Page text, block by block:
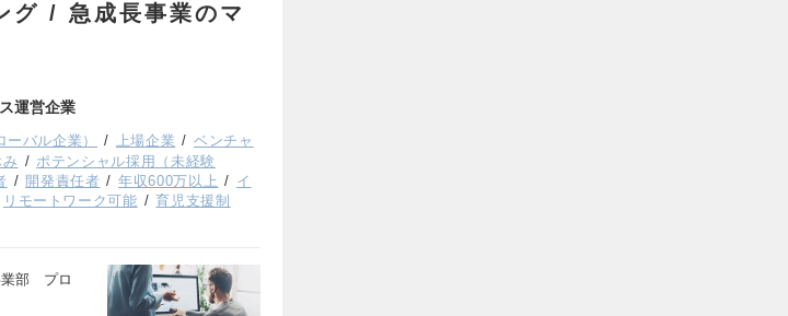
グ / 急成長事業のマ
運営企業
バル企業） 上場企業
ベンチャ
ポテンシャル採用（未経験
開発責任者 年収600万以上
イ
リモートワーク可能
育児支援制
業部 プロ